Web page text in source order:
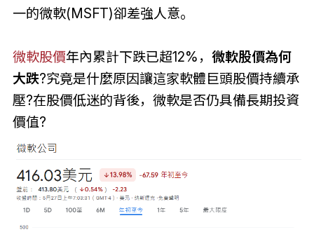
一的微軟(MSFT)卻差強人意。
微軟股價年內累計下跌已超12%， 微軟股價為何
大跌?究竟是什麼原因讓這家軟體巨頭股價持續承
壓?在股價低迷的背後，微軟是否仍具備長期投資
價值?